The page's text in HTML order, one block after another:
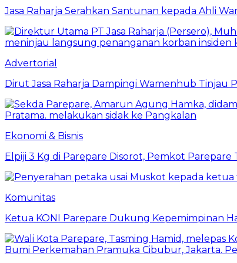
Jasa Raharja Serahkan Santunan kepada Ahli
Advertorial
Dirut Jasa Raharja Dampingi Wamenhub Tinjau
Ekonomi & Bisnis
Elpiji 3 Kg di Parepare Disorot, Pemkot
Komunitas
Ketua KONI Parepare Dukung Kepemimpinan